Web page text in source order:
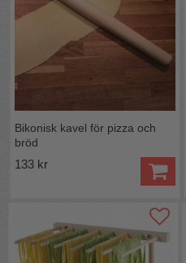
Bikonisk kavel för pizza och
bröd
133 kr